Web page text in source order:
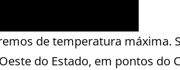
de temperatura máxima.
do Estado, em pontos do